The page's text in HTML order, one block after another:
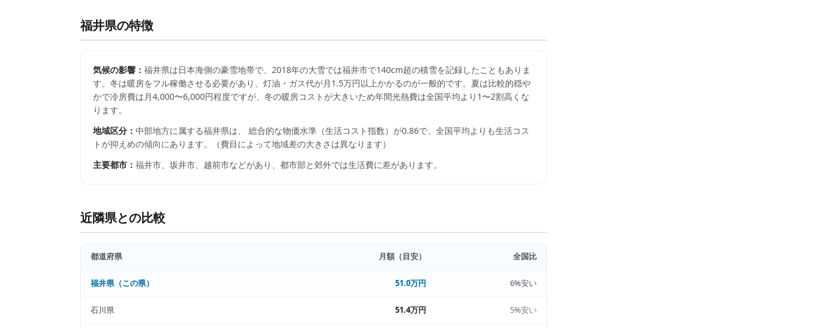
福井県の特徴
気候の影響： 福井県は日本海側の豪雪地帯で、2018年の大雪では福井市で140cm超の積雪を記録したこともありま
す。冬は暖房をフル稼働させる必要があり、灯油・ガス代が月1.5万円以上かかるのが一般的です。夏は比較的穏や
かで冷房費は月4,000〜6,000円程度ですが、冬の暖房コストが大きいため年間光熱費は全国平均より1〜2割高くな
ります。
地域区分： 中部地方に属する福井県は、 総合的な物価水準（生活コスト指数）が0.86で、 全国平均よりも生活コス
トが抑えめの傾向にあります。
（費目によって地域差の大きさは異なります）
主要都市： 福井市、坂井市、越前市などがあり、都市部と郊外では生活費に差があります。
近隣県との比較
都道府県 月額（目安） 全国比
福井県（この県） 51.0万円 6%安い
石川県 51.4万円 5%安い